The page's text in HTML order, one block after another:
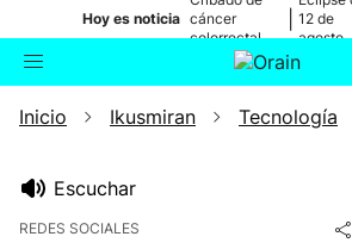
Hoy es noticia cáncer
colorrectal
12 de
agosto
Buscador Actualidad
Inicio Ikusmiran Tecnología
Escuchar
REDES SOCIALES